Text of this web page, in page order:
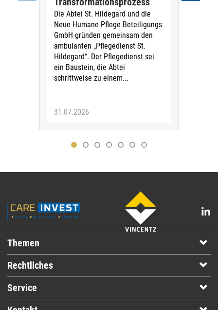
Die Abtei St. Hildegard und die
Neue Humane Pflege Beteiligungs
GmbH gründen gemeinsam den
ambulanten „Pflegedienst St.
Hildegard“. Der Pflegedienst sei
ein Baustein, die Abtei
schrittweise zu einem...
31.07.2026
Themen
Rechtliches
Service